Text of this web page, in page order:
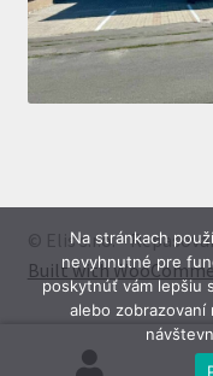
© Elis s.r.o. -
Built with
Na stránkach
nevyhnutné pre
poskytnúť vám lepšiu
alebo zobrazovaní